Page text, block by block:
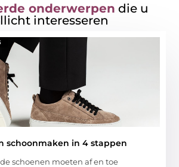
onderwerpen die u
interesseren
schoonmaken in 4 stappen
schoenen moeten af en toe